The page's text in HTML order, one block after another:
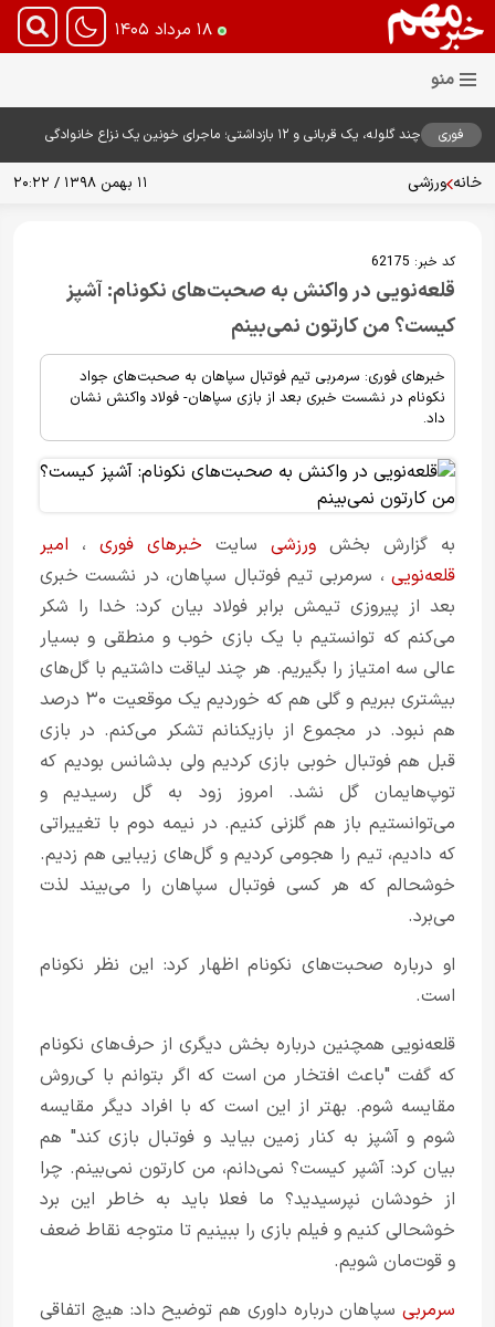
۱۸ مرداد ۱۴۰۵
فوری چند گلوله، یک قربانی و ۱۲ بازداشتی؛ ماجرای خونین یک نزاع خانوادگی
خانه ورزشی ۱۱ بهمن ۱۳۹۸ / ۲۰:۲۲
کد خبر: 62175
قلعه‌نویی در واکنش به صحبت‌های نکونام: آشپز
کیست؟ من کارتون نمی‌بینم
خبرهای فوری: سرمربی تیم فوتبال سپاهان به صحبت‌های جواد
نکونام در نشست خبری بعد از بازی سپاهان- فولاد واکنش نشان
داد.
به گزارش بخش ورزشی سایت خبرهای فوری ، امیر
قلعه‌نویی ، سرمربی تیم فوتبال سپاهان، در نشست خبری
بعد از پیروزی تیمش برابر فولاد بیان کرد:‌ خدا را شکر
می‌کنم که توانستیم با یک بازی خوب و منطقی و بسیار
عالی سه امتیاز را بگیریم. هر چند لیاقت داشتیم با گل‌های
بیشتری ببریم و گلی هم که خوردیم یک موقعیت ۳۰ درصد
هم نبود. در مجموع از بازیکنانم تشکر می‌کنم. در بازی
قبل هم فوتبال خوبی بازی کردیم ولی بدشانس بودیم که
توپ‌هایمان گل نشد. امروز زود به گل رسیدیم و
می‌توانستیم باز هم گلزنی کنیم. در نیمه دوم با تغییراتی
که دادیم، تیم را هجومی کردیم و گل‌های زیبایی هم زدیم.
خوشحالم که هر کسی فوتبال سپاهان را می‌بیند لذت
می‌برد.
او درباره صحبت‌های نکونام اظهار کرد:‌ این نظر نکونام
است.
قلعه‌نویی همچنین درباره بخش دیگری از حرف‌های نکونام
که گفت "باعث افتخار من است که اگر بتوانم با کی‌روش
مقایسه شوم. بهتر از این است که با افراد دیگر مقایسه
شوم و آشپز به کنار زمین بیاید و فوتبال بازی کند" هم
بیان کرد: آشپر کیست؟ نمی‌دانم، من کارتون نمی‌بینم. چرا
از خودشان نپرسیدید؟ ما فعلا باید به خاطر این برد
خوشحالی کنیم و فیلم بازی را ببینیم تا متوجه نقاط ضعف
و قوت‌مان شویم.
سرمربی سپاهان درباره داوری هم توضیح داد: هیچ اتفاقی